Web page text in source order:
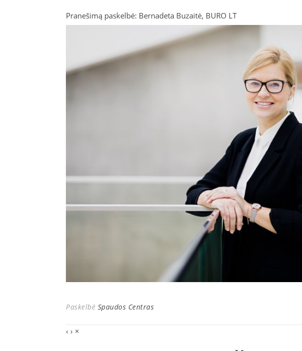
Pranešimą paskelbė: Bernadeta Buzaitė, BURO LT
Paskelbė Spaudos Centras
‹ › ×